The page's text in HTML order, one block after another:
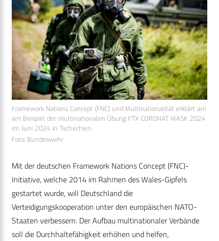
Framework Nations Concept (FNC) und Multinationalität erklärt am
am Beispiel der multinationalen Übung FTX CORONAT MASK 2024
im Juni 2024 in Tschechien.
Foto: Bundeswehr
Mit der deutschen Framework Nations Concept (FNC)-
Initiative, welche 2014 im Rahmen des Wales-Gipfels
gestartet wurde, will Deutschland die
Verteidigungskooperation unter den europäischen NATO-
Staaten verbessern. Der Aufbau multinationaler Verbände
soll die Durchhaltefähigkeit erhöhen und helfen,